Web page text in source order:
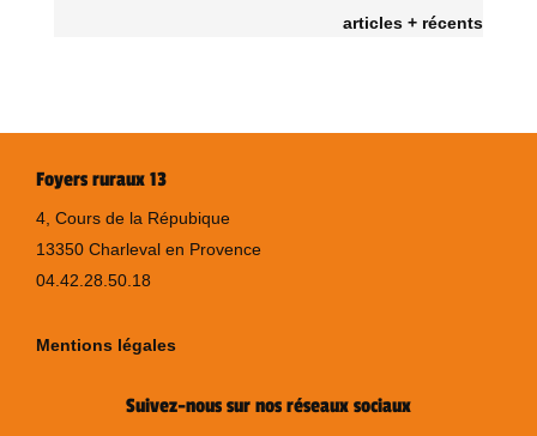
articles + récents
Foyers ruraux 13
4, Cours de la Répubique
13350 Charleval en Provence
04.42.28.50.18
Mentions légales
Suivez-nous sur nos réseaux sociaux